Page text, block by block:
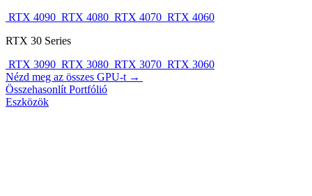
RTX 4090 RTX 4080 RTX 4070 RTX 4060
RTX 30 Series
RTX 3090 RTX 3080 RTX 3070 RTX 3060
Nézd meg az összes GPU-t →
Összehasonlít Portfólió
Eszközök